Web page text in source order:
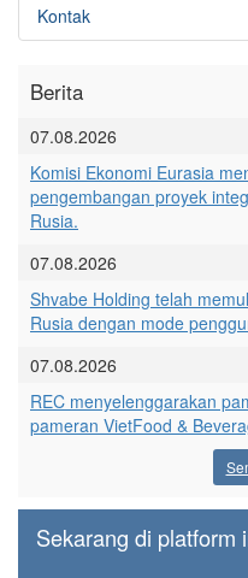
Kontak
Berita
07.08.2026
Komisi Ekonomi Eurasia
pengembangan proyek
Rusia.
07.08.2026
Shvabe Holding telah
Rusia dengan mode
07.08.2026
REC menyelenggarakan
pameran VietFood &
Sekarang di platform